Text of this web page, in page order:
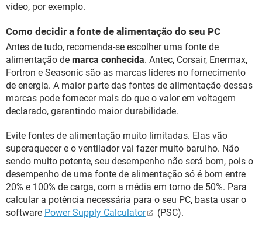
vídeo, por exemplo.
Como decidir a fonte de alimentação do seu PC
Antes de tudo, recomenda-se escolher uma fonte de
alimentação de marca conhecida. Antec, Corsair, Enermax,
Fortron e Seasonic são as marcas líderes no fornecimento
de energia. A maior parte das fontes de alimentação dessas
marcas pode fornecer mais do que o valor em voltagem
declarado, garantindo maior durabilidade.
Evite fontes de alimentação muito limitadas. Elas vão
superaquecer e o ventilador vai fazer muito barulho. Não
sendo muito potente, seu desempenho não será bom, pois o
desempenho de uma fonte de alimentação só é bom entre
20% e 100% de carga, com a média em torno de 50%. Para
calcular a potência necessária para o seu PC, basta usar o
software Power Supply Calculator (PSC).